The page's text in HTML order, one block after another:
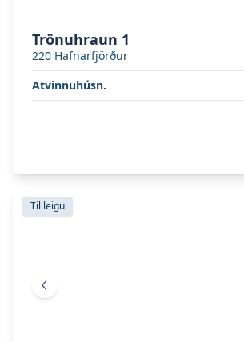
Trönuhraun 1
220 Hafnarfjörður
Atvinnuhúsn.
Skoða eignina
Til leigu
Skoða eignina
Fyrri mynd